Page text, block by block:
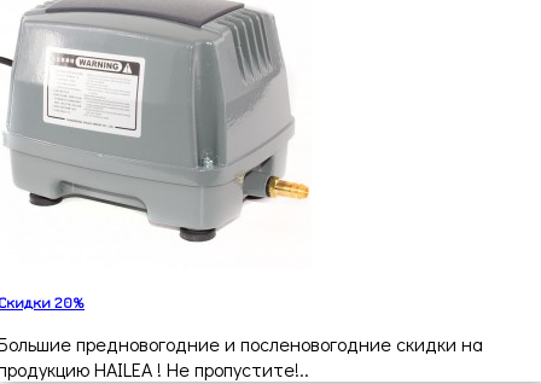
20%
предновогодние и посленовогодние скидки на
HAILEA ! Не пропустите!..